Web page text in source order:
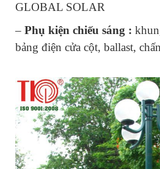
GLOBAL SOLAR
– Phụ kiện chiếu sáng :
bảng điện cửa cột, ballast,